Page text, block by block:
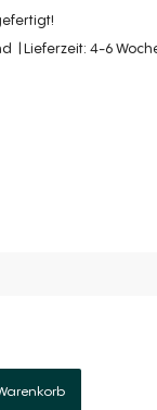
Lieferzeit: 4-6